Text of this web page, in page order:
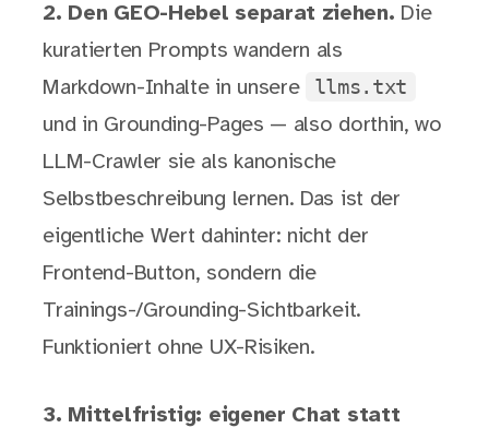
2. Den GEO-Hebel separat ziehen. Die
kuratierten Prompts wandern als
Markdown-Inhalte in unsere
llms.txt
und in Grounding-Pages — also dorthin, wo
LLM-Crawler sie als kanonische
Selbstbeschreibung lernen. Das ist der
eigentliche Wert dahinter: nicht der
Frontend-Button, sondern die
Trainings-/Grounding-Sichtbarkeit.
Funktioniert ohne UX-Risiken.
3. Mittelfristig: eigener Chat statt